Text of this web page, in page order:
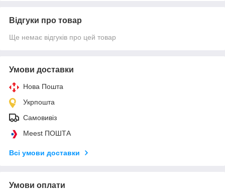
Відгуки про товар
Ще немає відгуків про цей товар
Умови доставки
Нова Пошта
Укрпошта
Самовивіз
Meest ПОШТА
Всі умови доставки
Умови оплати